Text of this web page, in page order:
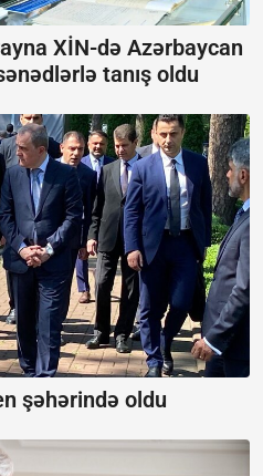
XİN-də Azərbaycan
tanış oldu
şəhərində oldu